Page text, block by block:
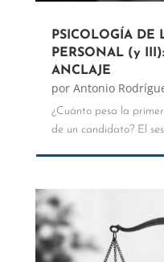
PSICOLOGÍA DE
PERSONAL (y
ANCLAJE
por Antonio
¿Cuánto pesa la
de un candidato? El